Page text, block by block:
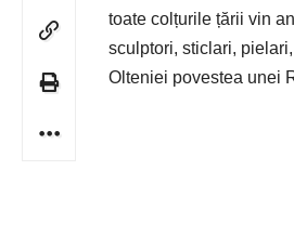
toate colțurile țării vin
sculptori, sticlari,
Olteniei povestea unei